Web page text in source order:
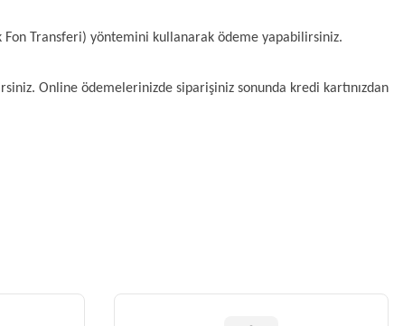
Fon Transferi) yöntemini kullanarak ödeme yapabilirsiniz.
Online ödemelerinizde siparişiniz sonunda kredi kartınızdan